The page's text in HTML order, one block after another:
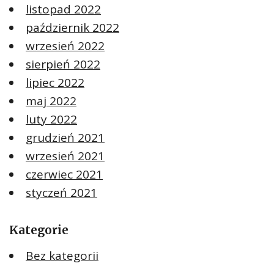
listopad 2022
październik 2022
wrzesień 2022
sierpień 2022
lipiec 2022
maj 2022
luty 2022
grudzień 2021
wrzesień 2021
czerwiec 2021
styczeń 2021
Kategorie
Bez kategorii